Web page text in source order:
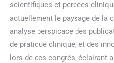
scientifiques et percées
actuellement le paysage de la
analyse perspicace des
de pratique clinique, et des
lors de ces congrès, éclairant